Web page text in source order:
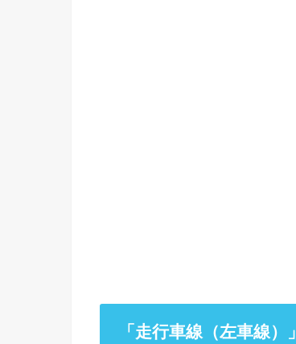
「走行車線（左車線